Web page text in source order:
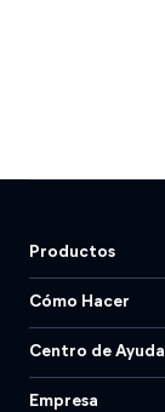
Productos
Cómo Hacer
Centro de Ayuda
Empresa